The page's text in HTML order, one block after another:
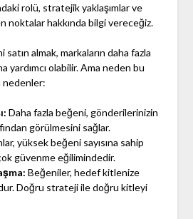
rolü, stratejik yaklaşımlar ve
noktalar hakkında bilgi vereceğiz.
almak, markaların daha fazla
yardımcı olabilir. Ama neden bu
nedenler:
Daha fazla beğeni, gönderilerinizin
görülmesini sağlar.
yüksek beğeni sayısına sahip
güvenme eğilimindedir.
Beğeniler, hedef kitlenize
Doğru strateji ile doğru kitleyi